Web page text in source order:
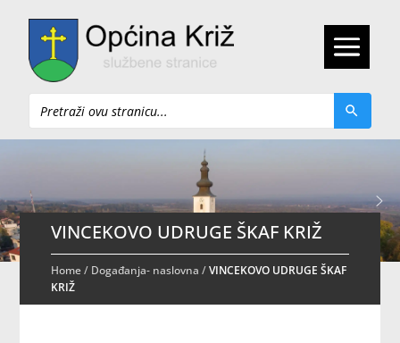
Pretraži
VINCEKOVO UDRUGE ŠKAF KRIŽ
Home/ Događanja- naslovna /VINCEKOVO UDRUGE ŠKAF
KRIŽ